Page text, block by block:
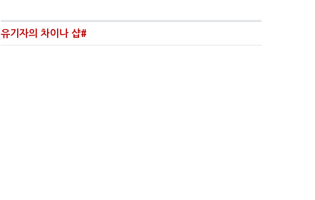
유기자의 차이나 샵#